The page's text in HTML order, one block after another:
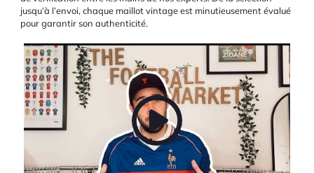
jusqu’à l’envoi, chaque maillot vintage est minutieusement évalué
pour garantir son authenticité.